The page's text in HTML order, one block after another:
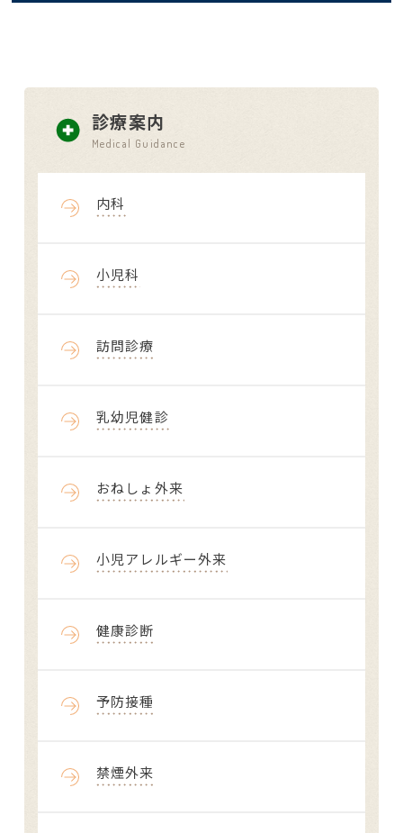
診療案内
Medical Guidance
内科
小児科
訪問診療
乳幼児健診
おねしょ外来
小児アレルギー外来
健康診断
予防接種
禁煙外来